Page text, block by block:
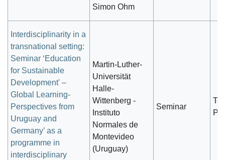
Simon Ohm
Interdisciplinarity in a
transnational setting:
Seminar ‘Education
for Sustainable
Development' –
Global Learning-
Perspectives from
Uruguay and
Germany’ as a
programme in
interdisciplinary
Martin-Luther-
Universität
Halle-
Wittenberg -
Instituto
Normales de
Montevideo
(Uruguay)
Seminar